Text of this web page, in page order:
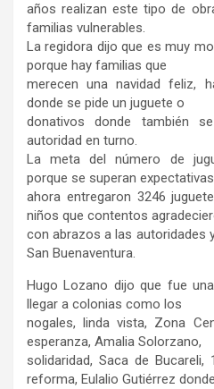
años realizan este tipo de
familias vulnerables.
La regidora dijo que es muy
porque hay familias que
merecen una navidad feliz,
donde se pide un juguete o
donativos donde también
autoridad en turno.
La meta del número de
porque se superan
ahora entregaron 3246
niños que contentos
con abrazos a las autoridades
San Buenaventura.
Hugo Lozano dijo que fue
llegar a colonias como los
nogales, linda vista, Zona
esperanza, Amalia Solorzano,
solidaridad, Saca de
reforma, Eulalio Gutiérrez donde